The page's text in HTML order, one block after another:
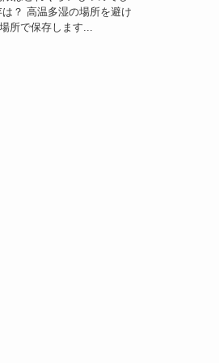
は？ 高温多湿の場所を避け
所で保存します...